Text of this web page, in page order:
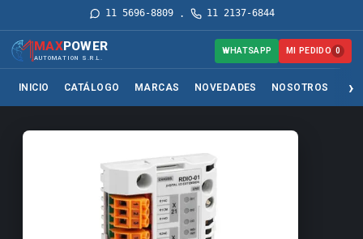
11 5696-8809· 11 2137-6844
MAXPOWER
AUTOMATION S.R.L.
INICIO CATÁLOGO MARCAS NOVEDADES NOSOTROS
WHATSAPP MI PEDIDO 0